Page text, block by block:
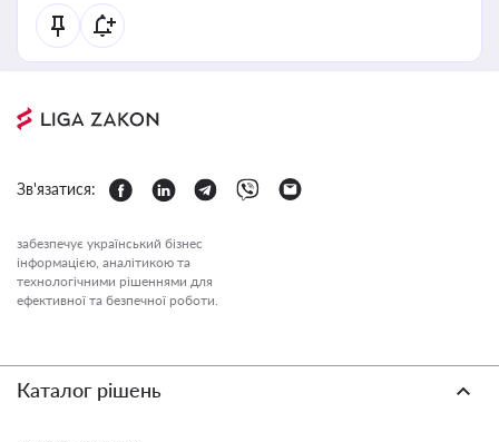
Зв'язатися:
забезпечує український бізнес
інформацією, аналітикою та
технологічними рішеннями для
ефективної та безпечної роботи.
Каталог рішень